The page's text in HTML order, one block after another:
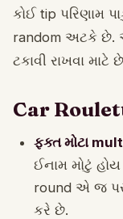
કોઈ tip પરિણામ
random અટકે છે.
ટકાવી રાખવા માટે
Car
ફક્ત મોટા
ઈનામ મોટું
round એ જ
કરે છે.